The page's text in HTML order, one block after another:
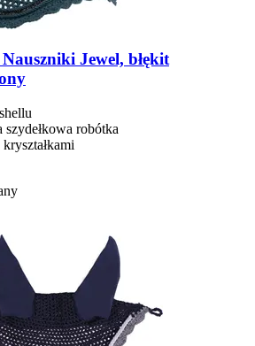
Nauszniki Jewel, błękit
szydełkowa robótka